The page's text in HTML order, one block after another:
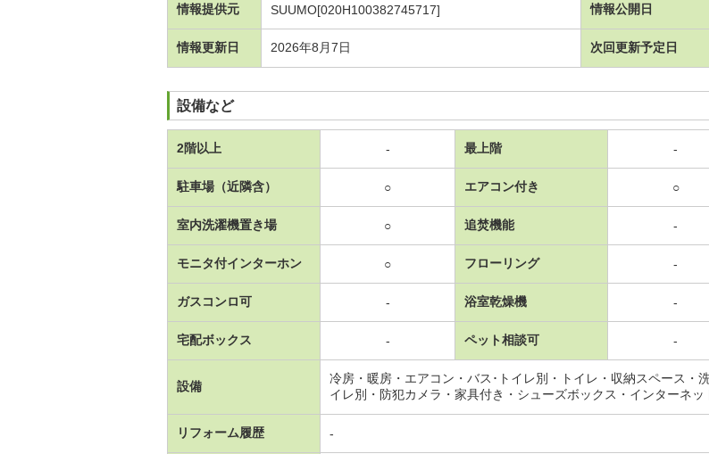
情報提供元 SUUMO[020H100382745717] 情報公開日
情報更新日 2026年8月7日 次回更新予定日
設備など
2階以上 - 最上階 -
駐車場（近隣含） ○ エアコン付き ○
室内洗濯機置き場 ○ 追焚機能 -
モニタ付インターホン ○ フローリング -
ガスコンロ可 - 浴室乾燥機 -
宅配ボックス - ペット相談可 -
設備
冷房・暖房・エアコン・バス･トイレ別・トイレ・収納スペース・
イレ別・防犯カメラ・家具付き・シューズボックス・インターネ
リフォーム履歴 -